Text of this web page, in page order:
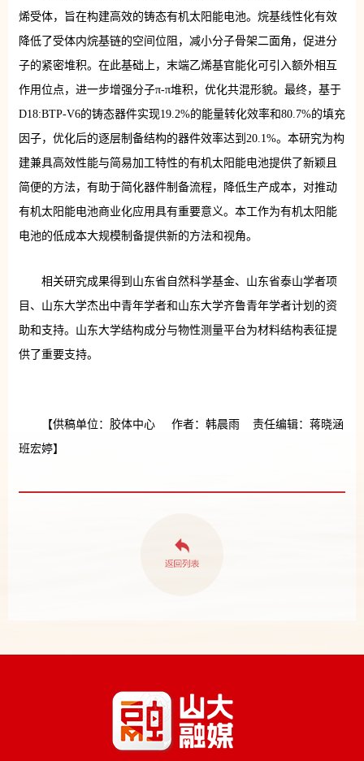
烯受体，旨在构建高效的铸态有机太阳能电池。烷基线性化有效
降低了受体内烷基链的空间位阻，减小分子骨架二面角，促进分
子的紧密堆积。在此基础上，末端乙烯基官能化可引入额外相互
作用位点，进一步增强分子π-π堆积，优化共混形貌。最终，基于
D18:BTP-V6的铸态器件实现19.2%的能量转化效率和80.7%的填充
因子，优化后的逐层制备结构的器件效率达到20.1%。本研究为构
建兼具高效性能与简易加工特性的有机太阳能电池提供了新颖且
简便的方法，有助于简化器件制备流程，降低生产成本，对推动
有机太阳能电池商业化应用具有重要意义。本工作为有机太阳能
电池的低成本大规模制备提供新的方法和视角。
相关研究成果得到山东省自然科学基金、山东省泰山学者项
目、山东大学杰出中青年学者和山东大学齐鲁青年学者计划的资
助和支持。山东大学结构成分与物性测量平台为材料结构表征提
供了重要支持。
【供稿单位：胶体中心 作者：韩晨雨 责任编辑：蒋晓涵
班宏婷】